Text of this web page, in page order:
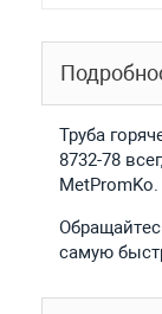
Труба
8732-78
MetPromKo.
самую